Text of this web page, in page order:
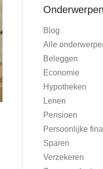
Onderwerpen
Blog
Alle
Beleggen
Economie
Hypotheken
Lenen
Pensioen
Persoonlijke
Sparen
Verzekeren